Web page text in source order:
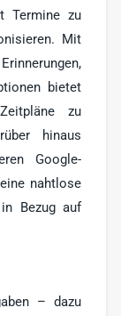
Termine zu
Mit
bietet
zu
hinaus
Google-
nahtlose
Bezug auf
– dazu